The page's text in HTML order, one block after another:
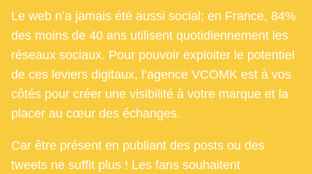
Le web n’a jamais été aussi social; en France, 84%
des moins de 40 ans utilisent quotidiennement les
réseaux sociaux. Pour pouvoir exploiter le potentiel
de ces leviers digitaux, l’agence VCOMK est à vos
côtés pour créer une visibilité à votre marque et la
placer au cœur des échanges.
Car être présent en publiant des posts ou des
tweets ne suffit plus ! Les fans souhaitent